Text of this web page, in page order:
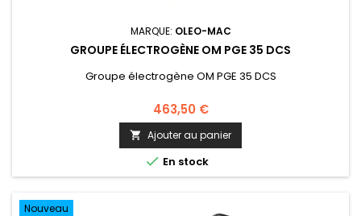
MARQUE: OLEO-MAC
GROUPE ÉLECTROGÈNE OM PGE 35 DCS
Groupe électrogène OM PGE 35 DCS
463,50 €
 Ajouter au panier
 En stock
Nouveau